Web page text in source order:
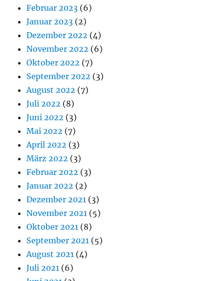
Februar 2023 (6)
Januar 2023 (2)
Dezember 2022 (4)
November 2022 (6)
Oktober 2022 (7)
September 2022 (3)
August 2022 (7)
Juli 2022 (8)
Juni 2022 (3)
Mai 2022 (7)
April 2022 (3)
März 2022 (3)
Februar 2022 (3)
Januar 2022 (2)
Dezember 2021 (3)
November 2021 (5)
Oktober 2021 (8)
September 2021 (5)
August 2021 (4)
Juli 2021 (6)